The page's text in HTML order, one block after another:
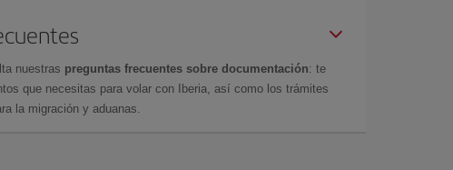
nuestras preguntas frecuentes sobre documentación: te
que necesitas para volar con Iberia, así como los trámites
la migración y aduanas.